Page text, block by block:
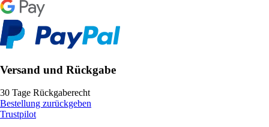
Versand und Rückgabe
30 Tage Rückgaberecht
Bestellung zurückgeben
Trustpilot